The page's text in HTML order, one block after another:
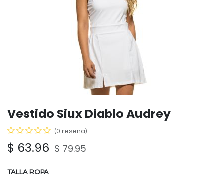
Vestido Siux Diablo Audrey
(0 reseña)
$ 63.96 $79.95
TALLA ROPA